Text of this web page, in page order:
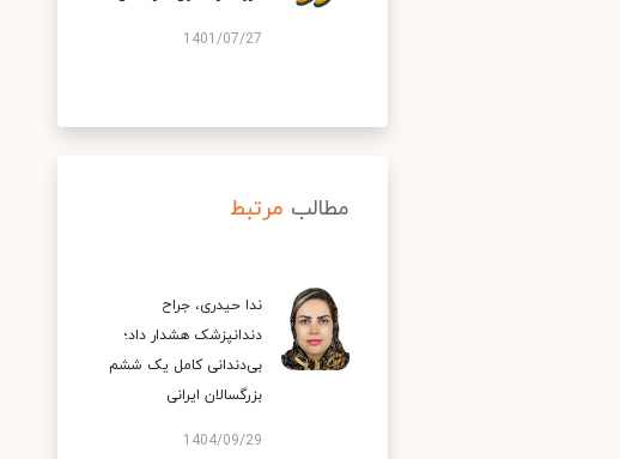
1401/07/27
مطالب مرتبط
ندا حیدری، جراح
دندانپزشک هشدار داد؛
بی‌دندانی کامل یک ششم
بزرگسالان ایرانی
1404/09/29